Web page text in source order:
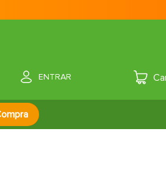
ENTRAR